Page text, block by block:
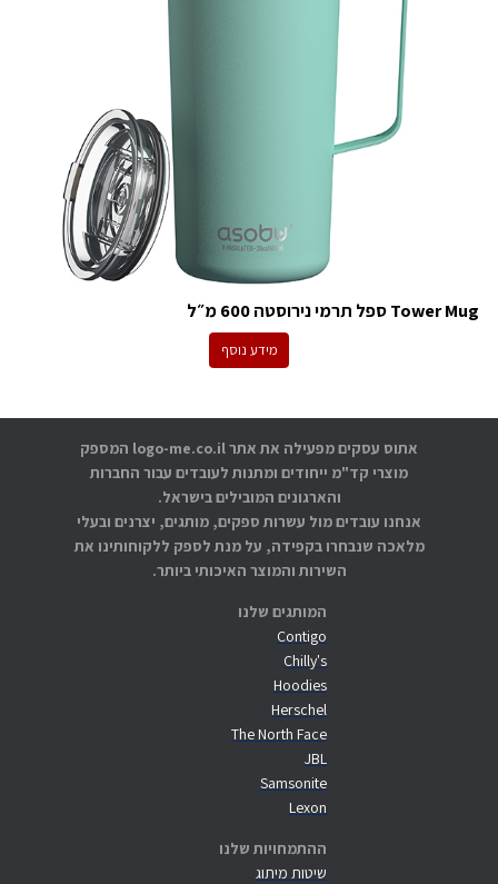
Tower Mug ספל תרמי נירוסטה 600 מ״ל
מידע נוסף
המותגים שלנו
Contigo
Chilly's
Hoodies
Herschel
The North Face
JBL
Samsonite
Lexon
ההתמחויות שלנו
שיטות מיתוג
אתוס עסקים מפעילה את אתר logo-me.co.il המספק
מוצרי קד"מ ייחודים ומתנות לעובדים עבור החברות
והארגונים המובילים בישראל.
אנחנו עובדים מול עשרות ספקים, מותגים, יצרנים ובעלי
מלאכה שנבחרו בקפידה, על מנת לספק ללקוחותינו את
השירות והמוצר האיכותי ביותר.